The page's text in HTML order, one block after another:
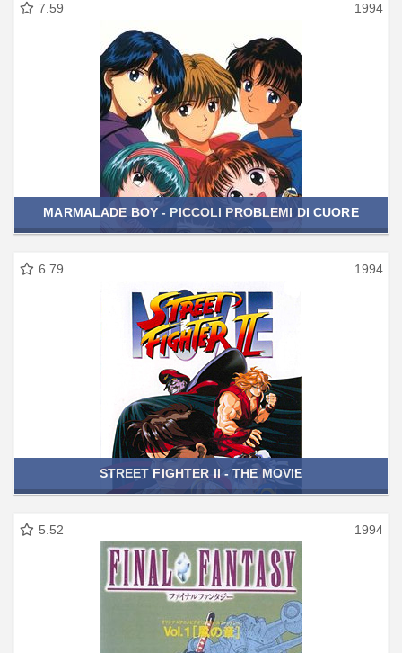
7.59 1994
MARMALADE BOY - PICCOLI PROBLEMI DI CUORE
6.79 1994
STREET FIGHTER II - THE MOVIE
5.52 1994